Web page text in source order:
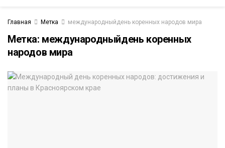
Главная Метка международныйдень коренных народов мира
Метка: международныйдень коренных
народов мира